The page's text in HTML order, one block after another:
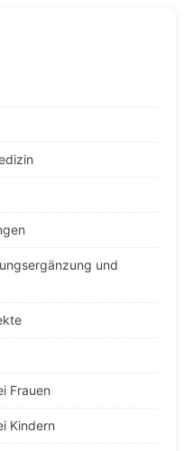
und
Frauen
Kindern